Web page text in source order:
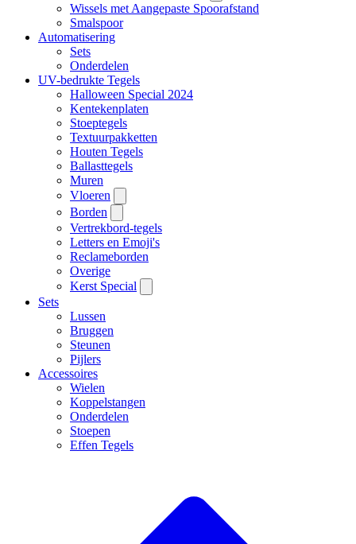
Wissels met Aangepaste Spoorafstand
Smalspoor
Automatisering
Sets
Onderdelen
UV-bedrukte Tegels
Halloween Special 2024
Kentekenplaten
Stoeptegels
Textuurpakketten
Houten Tegels
Ballasttegels
Muren
Vloeren
Borden
Vertrekbord-tegels
Letters en Emoji's
Reclameborden
Overige
Kerst Special
Sets
Lussen
Bruggen
Steunen
Pijlers
Accessoires
Wielen
Koppelstangen
Onderdelen
Stoepen
Effen Tegels